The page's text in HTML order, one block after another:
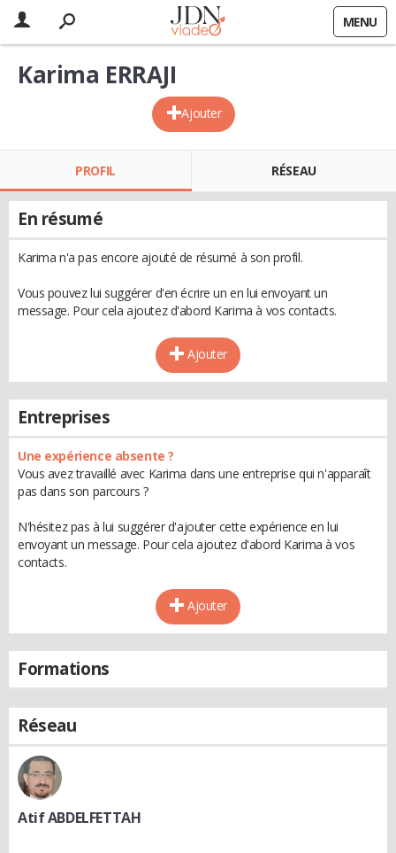
MENU
Ajouter
Karima ERRAJI
PROFIL RÉSEAU
En résumé
Karima n'a pas encore ajouté de résumé à son profil.
Vous pouvez lui suggérer d'en écrire un en lui envoyant un
message. Pour cela ajoutez d'abord Karima à vos contacts.
Ajouter
Entreprises
Une expérience absente ?
Vous avez travaillé avec Karima dans une entreprise qui n'apparaît
pas dans son parcours ?
N'hésitez pas à lui suggérer d'ajouter cette expérience en lui
envoyant un message. Pour cela ajoutez d'abord Karima à vos
contacts.
Ajouter
Formations
Réseau
Atif ABDELFETTAH